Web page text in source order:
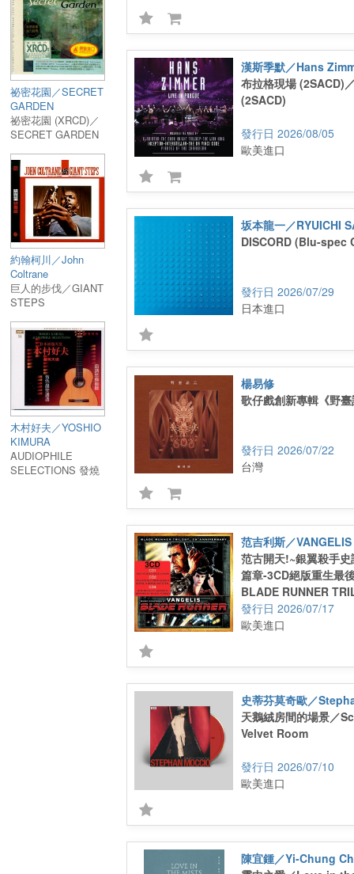
祕密花園／SECRET
GARDEN
祕密花園 (XRCD)／
SECRET GARDEN
約翰柯川／John
Coltrane
巨人的步伐／GIANT
STEPS
木村好夫／YOSHIO
KIMURA
AUDIOPHILE
SELECTIONS 發燒
漢斯季默／Hans
布拉格現場 (2SACD)
(2SACD)
2026/08/05
歐美進口
坂本龍一／RYUICHI
DISCORD (Blu-spec
2026/07/29
日本進口
楊易修
歌仔戲創新專輯《野
2026/07/22
台灣
范吉利斯／VANGELIS
范古開天!~銀翼殺手
篇章-3CD絕版重生最
BLADE RUNNER
ANNIVERSARY (3CD)
2026/07/17
歐美進口
史蒂芬莫奇歐／
天鵝絨房間的場景／
Velvet Room
2026/07/10
歐美進口
陳宜鍾／Yi-Chung